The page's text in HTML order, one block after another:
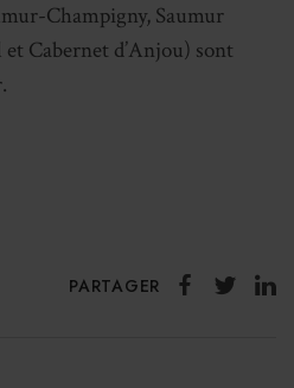
Champigny, Saumur
Cabernet d’Anjou) sont
PARTAGER